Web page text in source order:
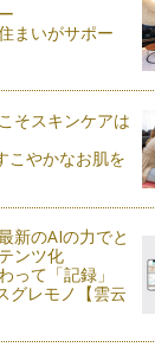
まいがサポー
そスキンケアは
こやかなお肌を
新のAIの力でと
ンツ化
って「記録」
グレモノ【雲云